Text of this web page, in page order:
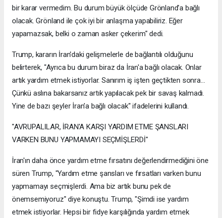
bir karar vermedim. Bu durum büyük ölçüde Grönland'a bağlı
olacak. Grönland ile çok iyi bir anlaşma yapabiliriz. Eğer
yapamazsak, belki o zaman asker çekerim" dedi.
Trump, kararın İran'daki gelişmelerle de bağlantılı olduğunu
belirterek, "Ayrıca bu durum biraz da İran'a bağlı olacak. Onlar
artık yardım etmek istiyorlar. Sanırım iş işten geçtikten sonra...
Çünkü aslına bakarsanız artık yapılacak pek bir savaş kalmadı.
Yine de bazı şeyler İran'a bağlı olacak" ifadelerini kullandı.
"AVRUPALILAR, İRAN'A KARŞI YARDIM ETME ŞANSLARI
VARKEN BUNU YAPMAMAYI SEÇMİŞLERDİ"
İran'ın daha önce yardım etme fırsatını değerlendirmediğini öne
süren Trump, "Yardım etme şansları ve fırsatları varken bunu
yapmamayı seçmişlerdi. Ama biz artık bunu pek de
önemsemiyoruz" diye konuştu. Trump, "Şimdi ise yardım
etmek istiyorlar. Hepsi bir fidye karşılığında yardım etmek